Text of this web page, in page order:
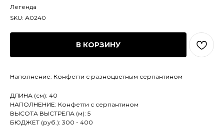
Легенда
SKU: А0240
В КОРЗИНУ
Наполнение: Конфетти с разноцветным серпантином
ДЛИНА (см): 40
НАПОЛНЕНИЕ: Конфетти с серпантином
ВЫСОТА ВЫСТРЕЛА (м): 5
БЮДЖЕТ (руб.): 300 - 400